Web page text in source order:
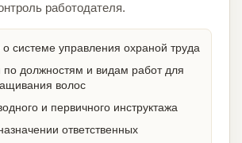
работодателя.
системе управления охраной труда
по должностям и видам работ для
волос
и первичного инструктажа
ответственных